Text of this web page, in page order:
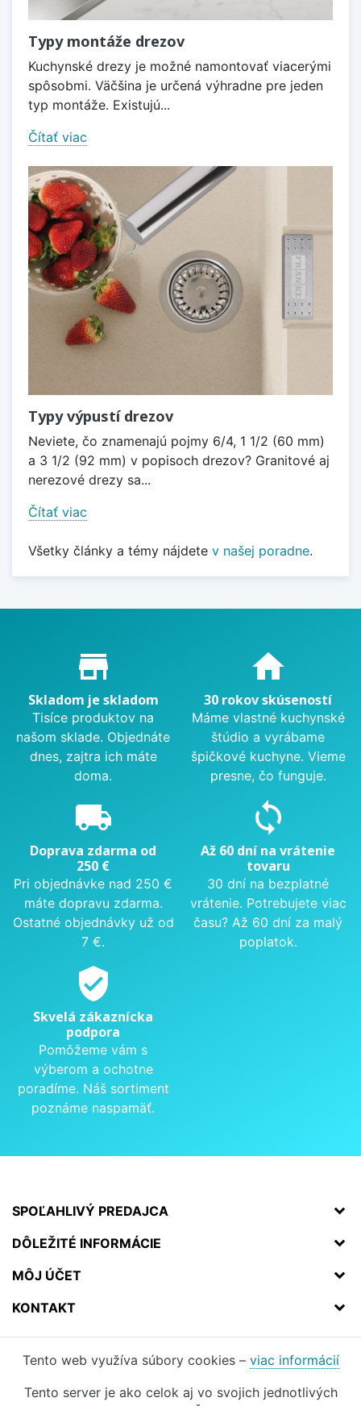
Typy montáže drezov
Kuchynské drezy je možné namontovať viacerými
spôsobmi. Väčšina je určená výhradne pre jeden
typ montáže. Existujú...
Čítať viac
Typy výpustí drezov
Neviete, čo znamenajú pojmy 6/4, 1 1/2 (60 mm)
a 3 1/2 (92 mm) v popisoch drezov? Granitové aj
nerezové drezy sa...
Čítať viac
Všetky články a témy nájdete v našej poradne.
Proč nakupovat u nás?
store_mall_directory
Skladom je skladom
Tisíce produktov na
našom sklade. Objednáte
dnes, zajtra ich máte
doma.
home
30 rokov skúseností
Máme vlastné kuchynské
štúdio a vyrábame
špičkové kuchyne. Vieme
presne, čo funguje.
local_shipping
Doprava zdarma od
250 €
Pri objednávke nad 250 €
máte dopravu zdarma.
Ostatné objednávky už od
7 €.
sync
Až 60 dní na vrátenie
tovaru
30 dní na bezplatné
vrátenie. Potrebujete viac
času? Až 60 dní za malý
poplatok.
verified_user
Skvelá zákaznícka
podpora
Pomôžeme vám s
výberom a ochotne
poradíme. Náš sortiment
poznáme naspamäť.
SPOĽAHLIVÝ PREDAJCA
DÔLEŽITÉ INFORMÁCIE
MÔJ ÚČET
KONTAKT
Tento web využíva súbory cookies – viac informácií
Tento server je ako celok aj vo svojich jednotlivých